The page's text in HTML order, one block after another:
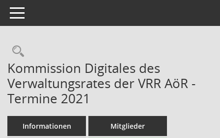
Toggle navigation
Rechercheauswahl
Kommission Digitales des
Verwaltungsrates der VRR AöR -
Termine 2021
Informationen Mitglieder